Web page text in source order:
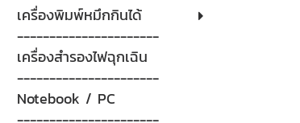
เครื่องพิมพ์หมึกกินได้
----------------------
เครื่องสำรองไฟฉุกเฉิน
----------------------
Notebook / PC